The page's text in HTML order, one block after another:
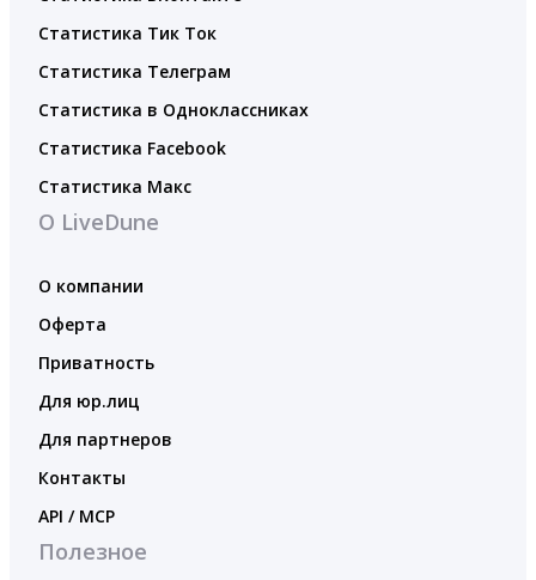
Статистика Тик Ток
Статистика Телеграм
Статистика в Одноклассниках
Статистика Facebook
Статистика Макс
О LiveDune
О компании
Оферта
Приватность
Для юр.лиц
Для партнеров
Контакты
API / MCP
Полезное